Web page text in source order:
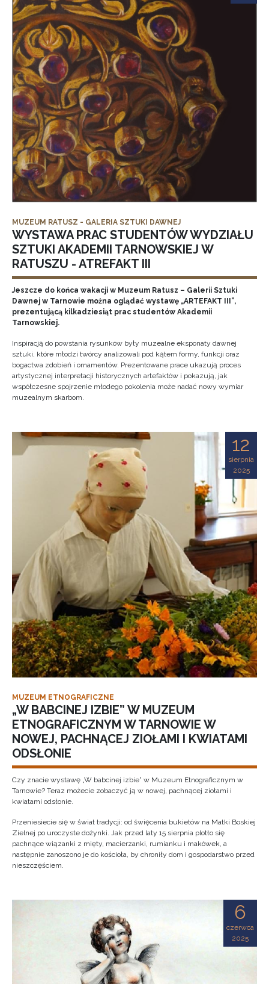
MUZEUM RATUSZ - GALERIA SZTUKI DAWNEJ
WYSTAWA PRAC STUDENTÓW WYDZIAŁU
SZTUKI AKADEMII TARNOWSKIEJ W
RATUSZU - ATREFAKT III
Jeszcze do końca wakacji w Muzeum Ratusz – Galerii Sztuki
Dawnej w Tarnowie można oglądać wystawę „ARTEFAKT III”,
prezentującą kilkadziesiąt prac studentów Akademii
Tarnowskiej.
Inspiracją do powstania rysunków były muzealne eksponaty dawnej
sztuki, które młodzi twórcy analizowali pod kątem formy, funkcji oraz
bogactwa zdobień i ornamentów. Prezentowane prace ukazują proces
artystycznej interpretacji historycznych artefaktów i pokazują, jak
współczesne spojrzenie młodego pokolenia może nadać nowy wymiar
muzealnym skarbom.
12
sierpnia
2025
MUZEUM ETNOGRAFICZNE
„W BABCINEJ IZBIE” W MUZEUM
ETNOGRAFICZNYM W TARNOWIE W
NOWEJ, PACHNĄCEJ ZIOŁAMI I KWIATAMI
ODSŁONIE
Czy znacie wystawę „W babcinej izbie” w Muzeum Etnograficznym w
Tarnowie? Teraz możecie zobaczyć ją w nowej, pachnącej ziołami i
kwiatami odsłonie.
Przeniesiecie się w świat tradycji: od święcenia bukietów na Matki Boskiej
Zielnej po uroczyste dożynki. Jak przed laty 15 sierpnia plotło się
pachnące wiązanki z mięty, macierzanki, rumianku i makówek, a
następnie zanoszono je do kościoła, by chroniły dom i gospodarstwo przed
nieszczęściem.
6
czerwca
2025